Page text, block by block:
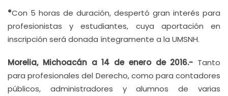
*Con 5 horas de duración, despertó gran interés para
profesionistas y estudiantes, cuya aportación en
inscripción será donada íntegramente a la UMSNH.
Morelia, Michoacán a 14 de enero de 2016.- Tanto
para profesionales del Derecho, como para contadores
públicos, administradores y alumnos de varias